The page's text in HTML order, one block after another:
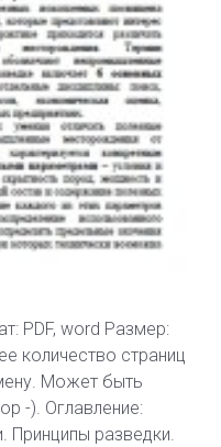
PDF, word Размер:
количество страниц
Может быть
-). Оглавление:
Принципы разведки.